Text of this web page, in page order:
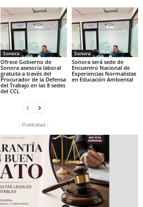
Sonora
Ofrece Gobierno de
Sonora asesoría laboral
gratuita a través del
Procurador de la Defensa
del Trabajo en las 8 sedes
del CCL
Sonora
Sonora será sede de
Encuentro Nacional de
Experiencias Normalistas
en Educación Ambiental
- Publicidad -